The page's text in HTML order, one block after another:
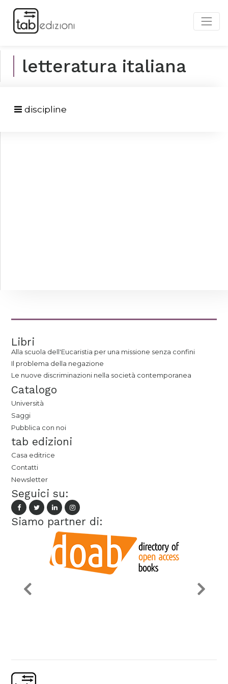
letteratura italiana
discipline
Libri
Alla scuola dell'Eucaristia per una missione senza confini
Il problema della negazione
Le nuove discriminazioni nella società contemporanea
Catalogo
Università
Saggi
Pubblica con noi
tab edizioni
Casa editrice
Contatti
Newsletter
Seguici su:
Siamo partner di: